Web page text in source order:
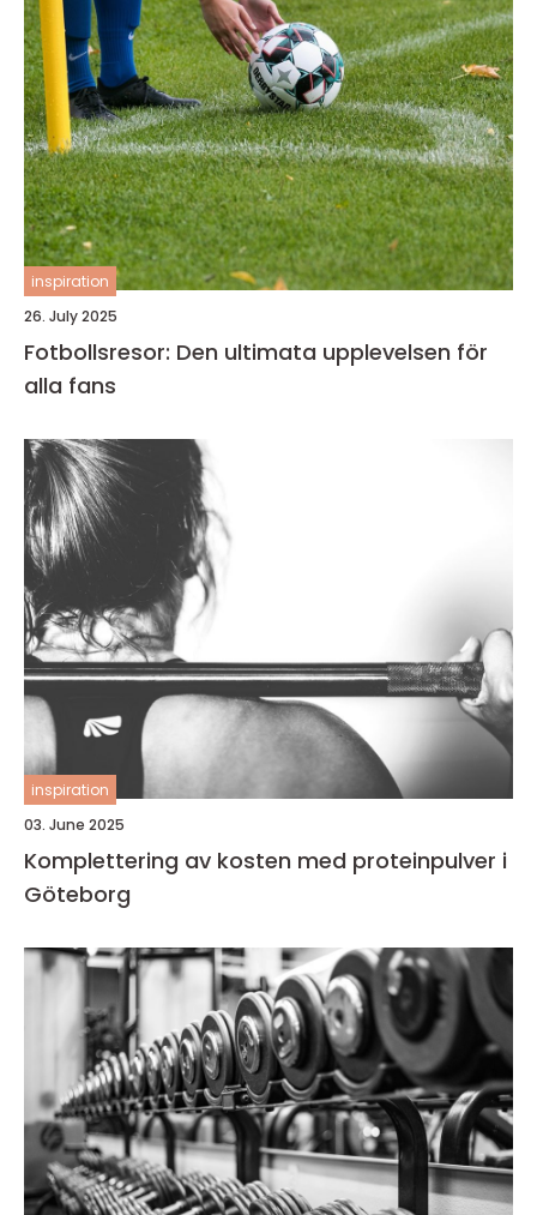
inspiration
26. July 2025
Fotbollsresor: Den ultimata upplevelsen för
alla fans
inspiration
03. June 2025
Komplettering av kosten med proteinpulver i
Göteborg